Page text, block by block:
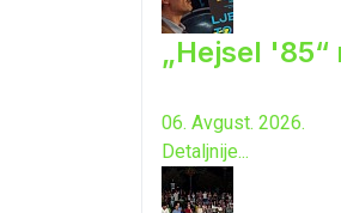
„Hejsel '85“
06. Avgust. 2026.
Detaljnije...